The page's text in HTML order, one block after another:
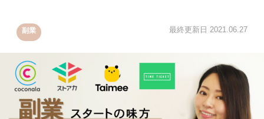
副業 最終更新日 2021.06.27